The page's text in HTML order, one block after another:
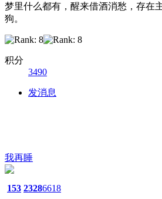
梦里什么都有，醒来借酒消愁，存在
狗。
积分
3490
发消息
我再睡
153 23286618